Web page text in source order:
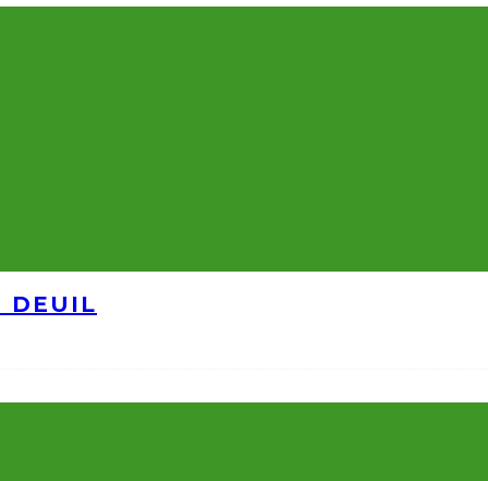
DEUIL